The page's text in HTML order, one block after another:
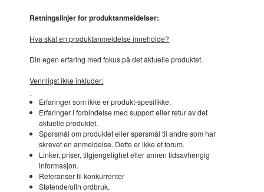
Retningslinjer for produktanmeldelser:
Hva skal en produktanmeldelse inneholde?
Din egen erfaring med fokus på det aktuelle produktet.
Vennligst ikke inkluder:
Erfaringer som ikke er produkt-spesifikke.
Erfaringer i forbindelse med support eller retur av det
aktuelle produktet.
Spørsmål om produktet eller spørsmål til andre som har
skrevet en anmeldelse. Dette er ikke et forum.
Linker, priser, tilgjengelighet eller annen tidsavhengig
informasjon.
Referanser til konkurrenter
Støtende/ufin ordbruk.